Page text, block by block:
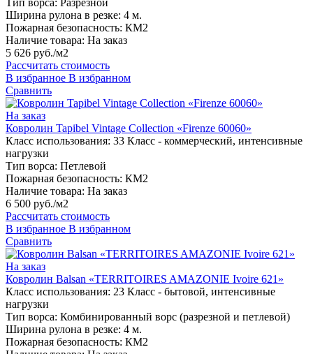
Тип ворса: Разрезной
Ширина рулона в резке: 4 м.
Пожарная безопасность: КМ2
Наличие товара: На заказ
5 626 руб./м2
Рассчитать стоимость
В избранное В избранном
Сравнить
На заказ
Ковролин Tapibel Vintage Collection «Firenze 60060»
Класс использования: 33 Класс - коммерческий, интенсивные
нагрузки
Тип ворса: Петлевой
Пожарная безопасность: КМ2
Наличие товара: На заказ
6 500 руб./м2
Рассчитать стоимость
В избранное В избранном
Сравнить
На заказ
Ковролин Balsan «TERRITOIRES AMAZONIE Ivoire 621»
Класс использования: 23 Класс - бытовой, интенсивные
нагрузки
Тип ворса: Комбинированный ворс (разрезной и петлевой)
Ширина рулона в резке: 4 м.
Пожарная безопасность: КМ2